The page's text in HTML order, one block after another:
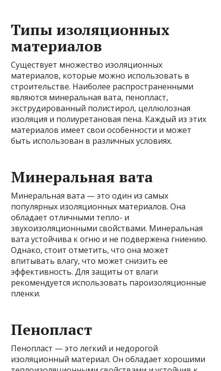
Типы изоляционных
материалов
Существует множество изоляционных
материалов, которые можно использовать в
строительстве. Наиболее распространенными
являются минеральная вата, пенопласт,
экструдированный полистирол, целлюлозная
изоляция и полиуретановая пена. Каждый из этих
материалов имеет свои особенности и может
быть использован в различных условиях.
Минеральная вата
Минеральная вата — это один из самых
популярных изоляционных материалов. Она
обладает отличными тепло- и
звукоизоляционными свойствами. Минеральная
вата устойчива к огню и не подвержена гниению.
Однако, стоит отметить, что она может
впитывать влагу, что может снизить ее
эффективность. Для защиты от влаги
рекомендуется использовать пароизоляционные
пленки.
Пенопласт
Пенопласт — это легкий и недорогой
изоляционный материал. Он обладает хорошими